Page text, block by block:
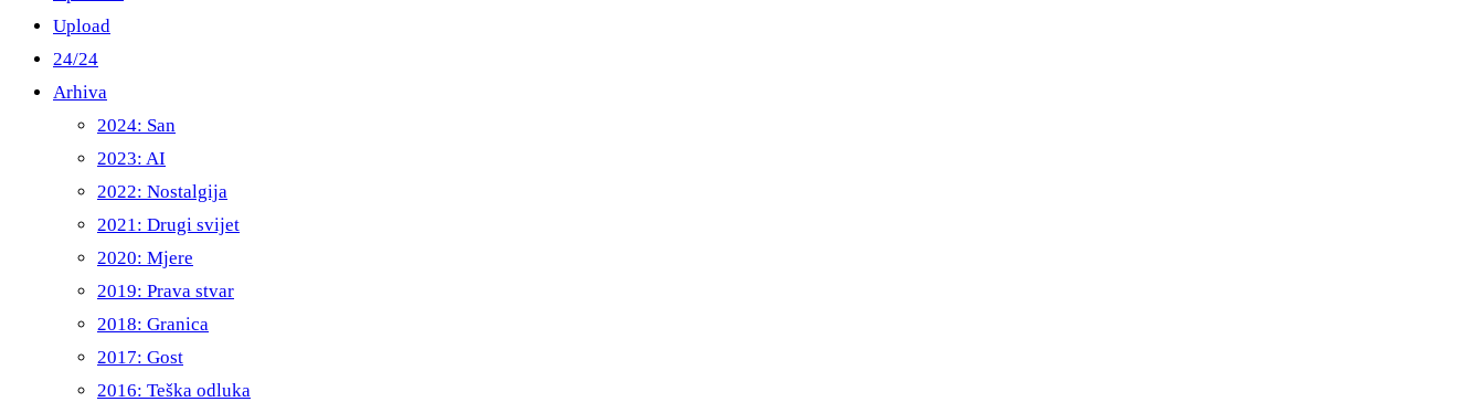
Upload
24/24
Arhiva
2024: San
2023: AI
2022: Nostalgija
2021: Drugi svijet
2020: Mjere
2019: Prava stvar
2018: Granica
2017: Gost
2016: Teška odluka